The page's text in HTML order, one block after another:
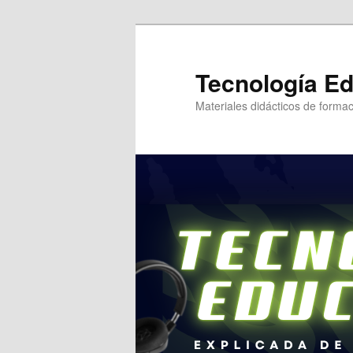
Tecnología
Materiales didácticos de